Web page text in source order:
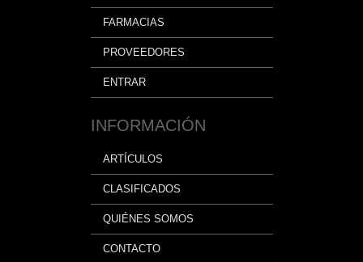
FARMACIAS
PROVEEDORES
ENTRAR
INFORMACIÓN
ARTÍCULOS
CLASIFICADOS
QUIÉNES SOMOS
CONTACTO